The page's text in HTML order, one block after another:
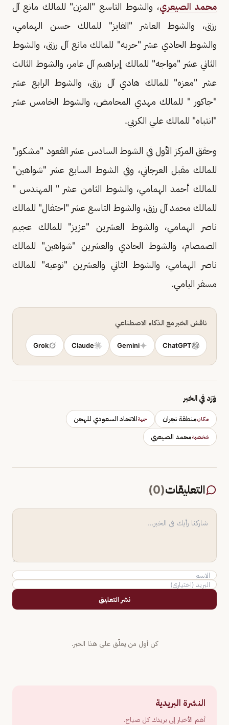
محمد الصيعري، والشوط التاسع "المزن" للمالك مانع آل
رزق، والشوط العاشر "الفايز" للمالك حسن الهمامي،
والشوط الحادي عشر "حربه" للمالك مانع آل رزق، والشوط
الثاني عشر "مواجه" للمالك إبراهيم آل عامر، والشوط الثالث
عشر "معزه" للمالك هادي آل رزق، والشوط الرابع عشر
"جاكور " للمالك مهدي المحامض، والشوط الخامس عشر
"انتباه" للمالك علي الكربي.
وحقق المركز الأول في الشوط السادس عشر القعود "مشكور"
للمالك مقبل العرجاني، وفي الشوط السابع عشر "شواهين"
للمالك أحمد الهمامي، والشوط الثامن عشر " المهندس "
للمالك محمد آل رزق، والشوط التاسع عشر "احتفال" للمالك
ناصر الهمامي، والشوط العشرين "عزيز" للمالك عجيم
الصمصام، والشوط الحادي والعشرين "شواهين" للمالك
ناصر الهمامي، والشوط الثاني والعشرين "نوعيه" للمالك
مسفر اليامي.
ناقش الخبر مع الذكاء الاصطناعي
ChatGPT
Gemini
Claude
Grok
وَرَد في الخبر
مكانمنطقة نجران جهةالاتحاد السعودي للهجن
شخصيةمحمد الصيعري
التعليقات(
0
)
نشر التعليق
كن أول من يعلّق على هذا الخبر.
النشرة البريدية
أهم الأخبار إلى بريدك كل صباح.